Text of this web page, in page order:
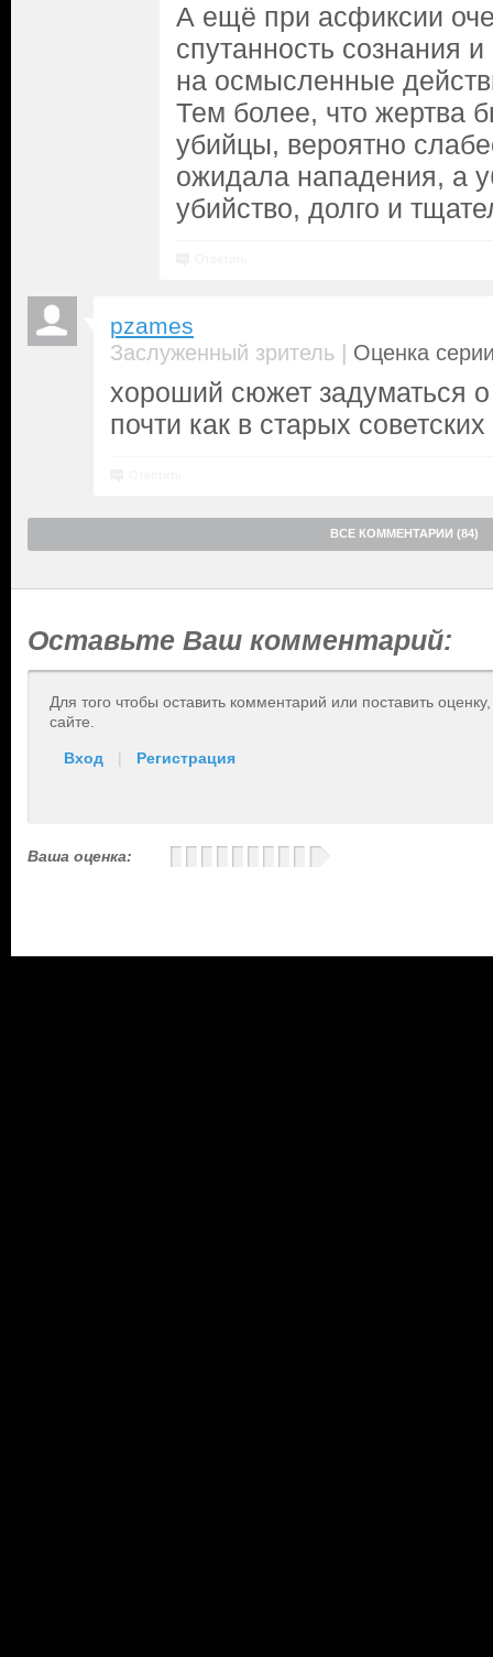
А ещё при асфиксии
спутанность сознания
на осмысленные
Тем более, что жертва
убийцы, вероятно
ожидала нападения, а
убийство, долго и
pzames
Заслуженный зритель | Оценка
хороший сюжет задуматься
почти как в старых
ВСЕ КОММЕНТАРИИ (84)
Оставьте Ваш комментарий:
Для того чтобы оставить комментарий или поставить
сайте.
Вход | Регистрация
Ваша оценка: